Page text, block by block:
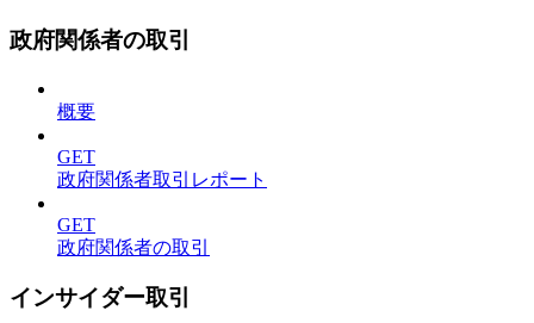
政府関係者の取引
概要
GET
政府関係者取引レポート
GET
政府関係者の取引
インサイダー取引